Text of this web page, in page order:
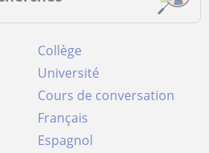
Collège
Université
Cours de conversation
Français
Espagnol